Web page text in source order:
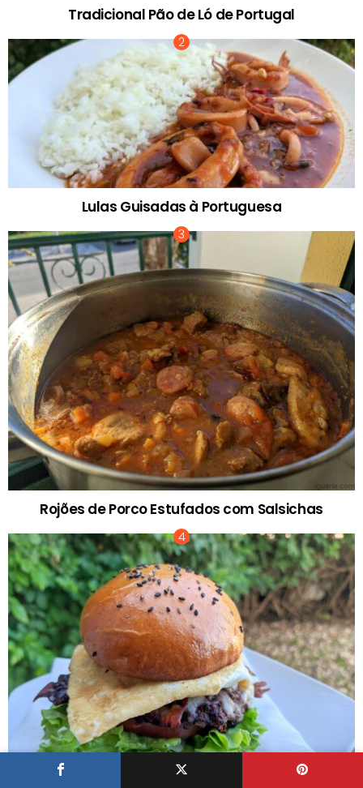
Tradicional Pão de Ló de Portugal
Lulas Guisadas à Portuguesa
Rojões de Porco Estufados com Salsichas